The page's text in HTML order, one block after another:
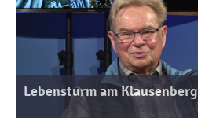
Lebensturm am Klausenberg